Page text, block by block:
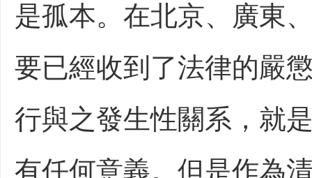
是孤本。在北京、廣東
要已經收到了法律的嚴
行與之發生性關系，就
有任何意義。但是作為